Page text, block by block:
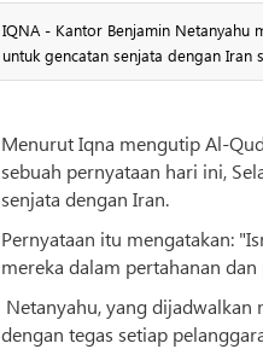
IQNA - Kantor Benjamin Netanyahu
untuk gencatan senjata dengan Iran
Menurut Iqna mengutip Al-
sebuah pernyataan hari ini,
senjata dengan Iran.
Pernyataan itu mengatakan:
mereka dalam pertahanan
Netanyahu, yang dijadwalkan
dengan tegas setiap